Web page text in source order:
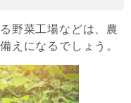
野菜工場などは、農
えになるでしょう。